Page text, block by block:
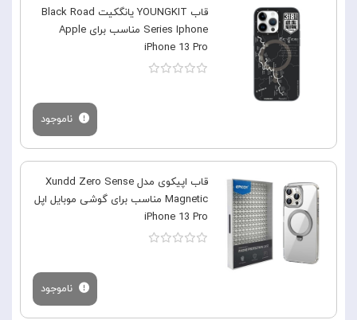
قاب YOUNGKIT یانگکیت Black Road
Series Iphone مناسب برای Apple
iPhone 13 Pro
ناموجود
قاب اپیکوی مدل Xundd Zero Sense
Magnetic مناسب برای گوشی موبایل اپل
iPhone 13 Pro
ناموجود